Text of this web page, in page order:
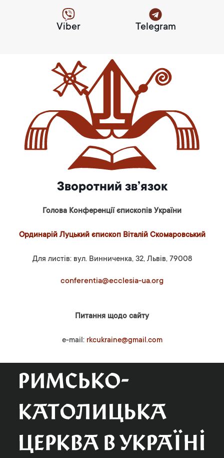
Viber Telegram
Зворотний зв’язок
Голова Конференції єпископів України
Ординарій Луцький єпископ Віталій Скомаровський
Для листів: вул. Винниченка, 32, Львів, 79008
conferentia@ecclesia-ua.org
Питання щодо сайту
e-mail: rkcukraine@gmail.com